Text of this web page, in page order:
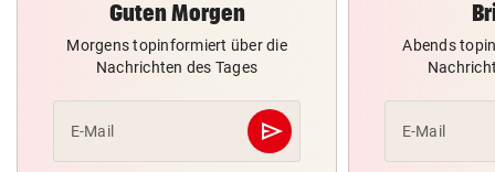
Guten Morgen
Morgens topinformiert über die
Nachrichten des Tages
E-Mail send
Abschicken
Abends
E-Mail